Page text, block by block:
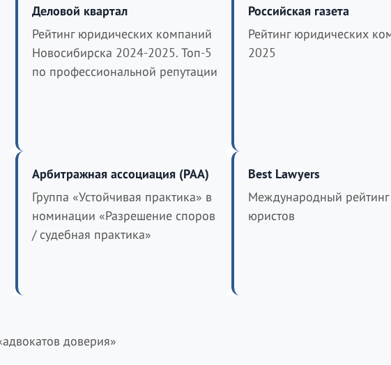
Деловой квартал
Рейтинг юридических компаний
Новосибирска 2024-2025. Топ-5
по профессиональной репутации
Российская газета
Рейтинг юридических
2025
Арбитражная ассоциация (РАА)
Группа «Устойчивая практика» в
номинации «Разрешение споров
/ судебная практика»
Best Lawyers
Международный
юристов
доверия»